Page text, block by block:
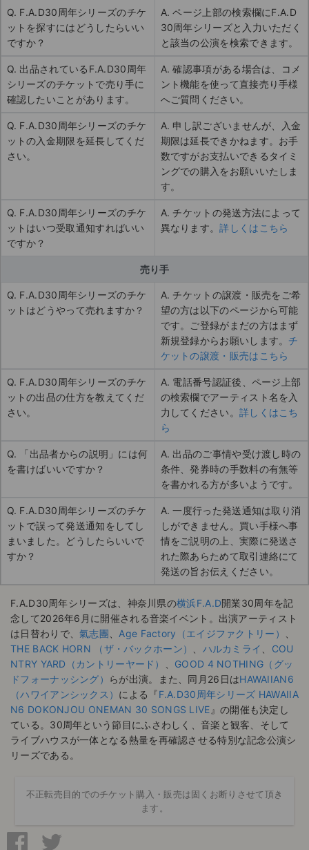
Q. F.A.D30周年シリーズのチケ
ットを探すにはどうしたらいい
ですか？
A. ページ上部の検索欄にF.A.D
30周年シリーズと入力いただく
と該当の公演を検索できます。
Q. 出品されているF.A.D30周年
シリーズのチケットで売り手に
確認したいことがあります。
A. 確認事項がある場合は、コメ
ント機能を使って直接売り手様
へご質問ください。
Q. F.A.D30周年シリーズのチケ
ットの入金期限を延長してくだ
さい。
A. 申し訳ございませんが、入金
期限は延長できかねます。お手
数ですがお支払いできるタイミ
ングでの購入をお願いいたしま
す。
Q. F.A.D30周年シリーズのチケ
ットはいつ受取通知すればいい
ですか？
A. チケットの発送方法によって
異なります。詳しくはこちら
売り手
Q. F.A.D30周年シリーズのチケ
ットはどうやって売れますか？
A. チケットの譲渡・販売をご希
望の方は以下のページから可能
です。ご登録がまだの方はまず
新規登録からお願いします。 チ
ケットの譲渡・販売はこちら
Q. F.A.D30周年シリーズのチケ
ットの出品の仕方を教えてくだ
さい。
A. 電話番号認証後、ページ上部
の検索欄でアーティスト名を入
力してください。 詳しくはこち
ら
Q. 「出品者からの説明」には何
を書けばいいですか？
A. 出品のご事情や受け渡し時の
条件、発券時の手数料の有無等
を書かれる方が多いようです。
Q. F.A.D30周年シリーズのチケ
ットで誤って発送通知をしてし
まいました。どうしたらいいで
すか？
A. 一度行った発送通知は取り消
しができません。買い手様へ事
情をご説明の上、実際に発送さ
れた際あらためて取引連絡にて
発送の旨お伝えください。
F.A.D30周年シリーズは、神奈川県の横浜F.A.D開業30周年を記
念して2026年6月に開催される音楽イベント。出演アーティスト
は日替わりで、氣志團、Age Factory（エイジファクトリー）
、
THE BACK HORN （ザ・バックホーン）
、 ハルカミライ 、 COU
NTRY YARD（カントリーヤード）
、 GOOD 4 NOTHING（グッ
ドフォーナッシング）
らが出演。また、同月26日はHAWAIIAN6
（ハワイアンシックス） による『F.A.D30周年シリーズ HAWAIIA
N6 DOKONJOU ONEMAN 30 SONGS LIVE』の開催も決定し
ている。30周年という節目にふさわしく、音楽と観客、そして
ライブハウスが一体となる熱量を再確認させる特別な記念公演シ
リーズである。
不正転売目的でのチケット購入・販売は固くお断りさせて頂き
ます。